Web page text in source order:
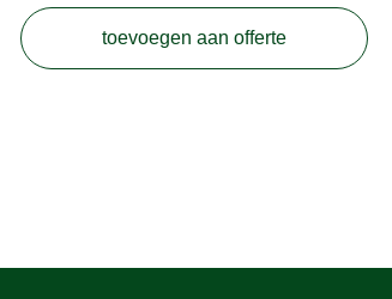
toevoegen aan offerte